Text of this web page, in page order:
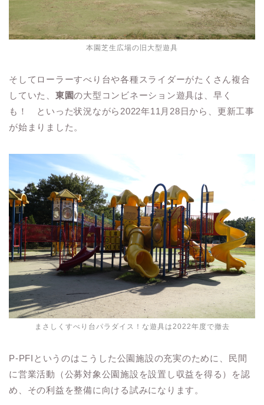
本園芝生広場の旧大型遊具
そしてローラーすべり台や各種スライダーがたくさん複合
していた、 東園の大型コンビネーション遊具は、早く
も！ といった状況ながら2022年11月28日から、更新工事
が始まりました。
まさしくすべり台パラダイス！な遊具は2022年度で撤去
P-PFIというのはこうした公園施設の充実のために、民間
に営業活動（公募対象公園施設を設置し収益を得る）を認
め、その利益を整備に向ける試みになります。